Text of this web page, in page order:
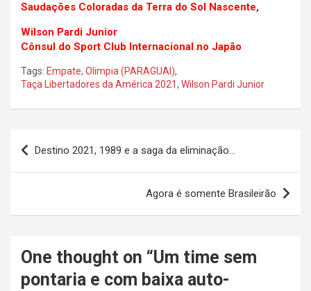
Saudações Coloradas da Terra do Sol Nascente,
Wilson Pardi Junior
Cônsul do Sport Club Internacional no Japão
Tags: Empate, Olimpia (PARAGUAI),
Taça Libertadores da América 2021, Wilson Pardi Junior
Navegação
de
Destino 2021, 1989 e a saga da eliminação…
Agora é somente Brasileirão
One thought on “Um time sem
pontaria e com baixa auto-